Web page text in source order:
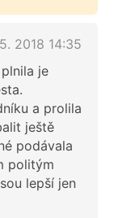
2018 14:35
je
a prolila
ještě
podávala
politým
lepší jen